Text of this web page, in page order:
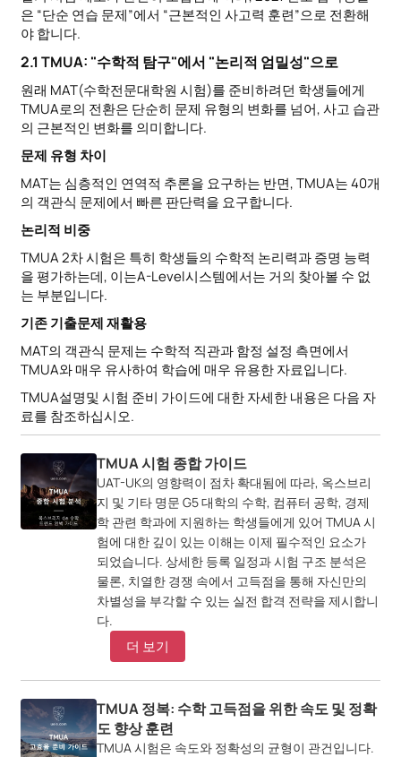
은 “단순 연습 문제”에서 “근본적인 사고력 훈련”으로 전환해
야 합니다.
2.1 TMUA: "수학적 탐구"에서 "논리적 엄밀성"으로
원래 MAT(수학전문대학원 시험)를 준비하려던 학생들에게
TMUA로의 전환은 단순히 문제 유형의 변화를 넘어, 사고 습관
의 근본적인 변화를 의미합니다.
문제 유형 차이
MAT는 심층적인 연역적 추론을 요구하는 반면, TMUA는 40개
의 객관식 문제에서 빠른 판단력을 요구합니다.
논리적 비중
TMUA 2차 시험은 특히 학생들의 수학적 논리력과 증명 능력
을 평가하는데, 이는A-Level시스템에서는 거의 찾아볼 수 없
는 부분입니다.
기존 기출문제 재활용
MAT의 객관식 문제는 수학적 직관과 함정 설정 측면에서
TMUA와 매우 유사하여 학습에 매우 유용한 자료입니다.
TMUA설명및 시험 준비 가이드에 대한 자세한 내용은 다음 자
료를 참조하십시오.
TMUA 시험 종합 가이드
UAT-UK의 영향력이 점차 확대됨에 따라, 옥스브리
지 및 기타 명문 G5 대학의 수학, 컴퓨터 공학, 경제
학 관련 학과에 지원하는 학생들에게 있어 TMUA 시
험에 대한 깊이 있는 이해는 이제 필수적인 요소가
되었습니다. 상세한 등록 일정과 시험 구조 분석은
물론, 치열한 경쟁 속에서 고득점을 통해 자신만의
차별성을 부각할 수 있는 실전 합격 전략을 제시합니
다.
더 보기
TMUA 정복: 수학 고득점을 위한 속도 및 정확
도 향상 훈련
TMUA 시험은 속도와 정확성의 균형이 관건입니다.